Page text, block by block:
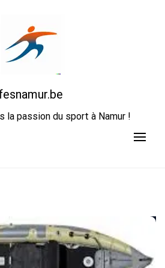
la passion du sport à Namur !